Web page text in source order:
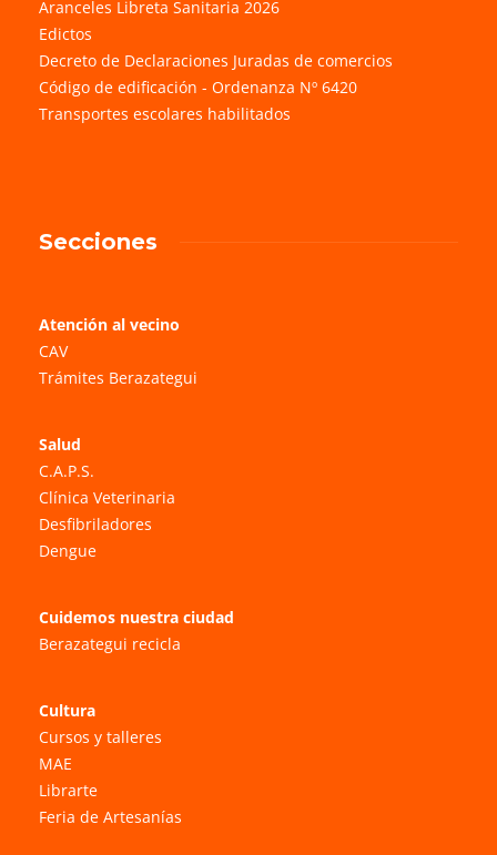
Aranceles Libreta Sanitaria 2026
Edictos
Decreto de Declaraciones Juradas de comercios
Código de edificación - Ordenanza Nº 6420
Transportes escolares habilitados
Secciones
Atención al vecino
CAV
Trámites Berazategui
Salud
C.A.P.S.
Clínica Veterinaria
Desfibriladores
Dengue
Cuidemos nuestra ciudad
Berazategui recicla
Cultura
Cursos y talleres
MAE
Librarte
Feria de Artesanías